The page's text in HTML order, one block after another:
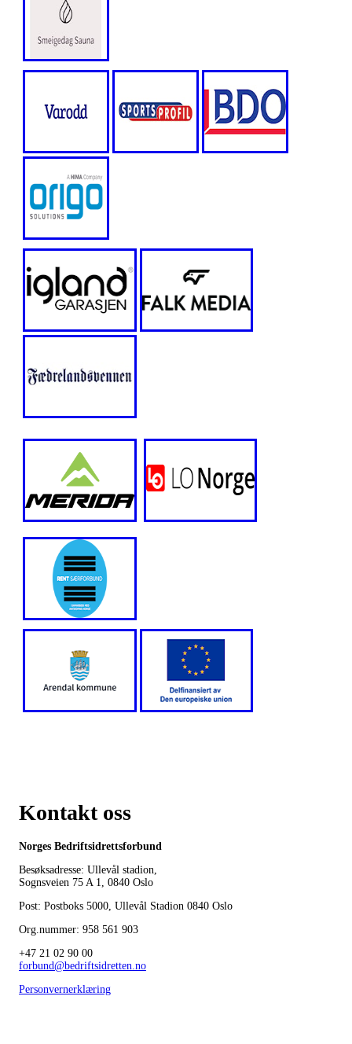
Kontakt oss
Norges Bedriftsidrettsforbund
Besøksadresse: Ullevål stadion,
Sognsveien 75 A 1, 0840 Oslo
Post: Postboks 5000, Ullevål Stadion 0840 Oslo
Org.nummer: 958 561 903
+47 21 02 90 00
forbund@bedriftsidretten.no
Personvernerklæring